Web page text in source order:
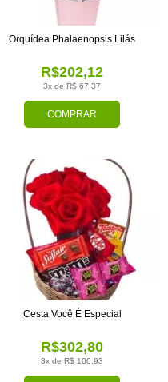
COMPRAR
3x de R$ 67,37
R$202,12
Orquídea Phalaenopsis Lilás
3x de R$ 100,93
R$302,80
Cesta Você É Especial